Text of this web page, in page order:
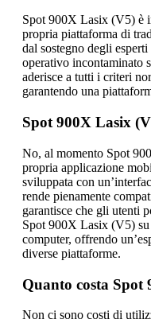
Spot 900X Lasix (V5) è
propria piattaforma di
dal sostegno degli
operativo incontaminato
aderisce a tutti i criteri
garantendo una
Spot 900X Lasix
No, al momento Spot
propria applicazione
sviluppata con
rende pienamente
garantisce che gli utenti
Spot 900X Lasix (V5) su
computer, offrendo
diverse piattaforme.
Quanto costa Spot
Non ci sono costi di